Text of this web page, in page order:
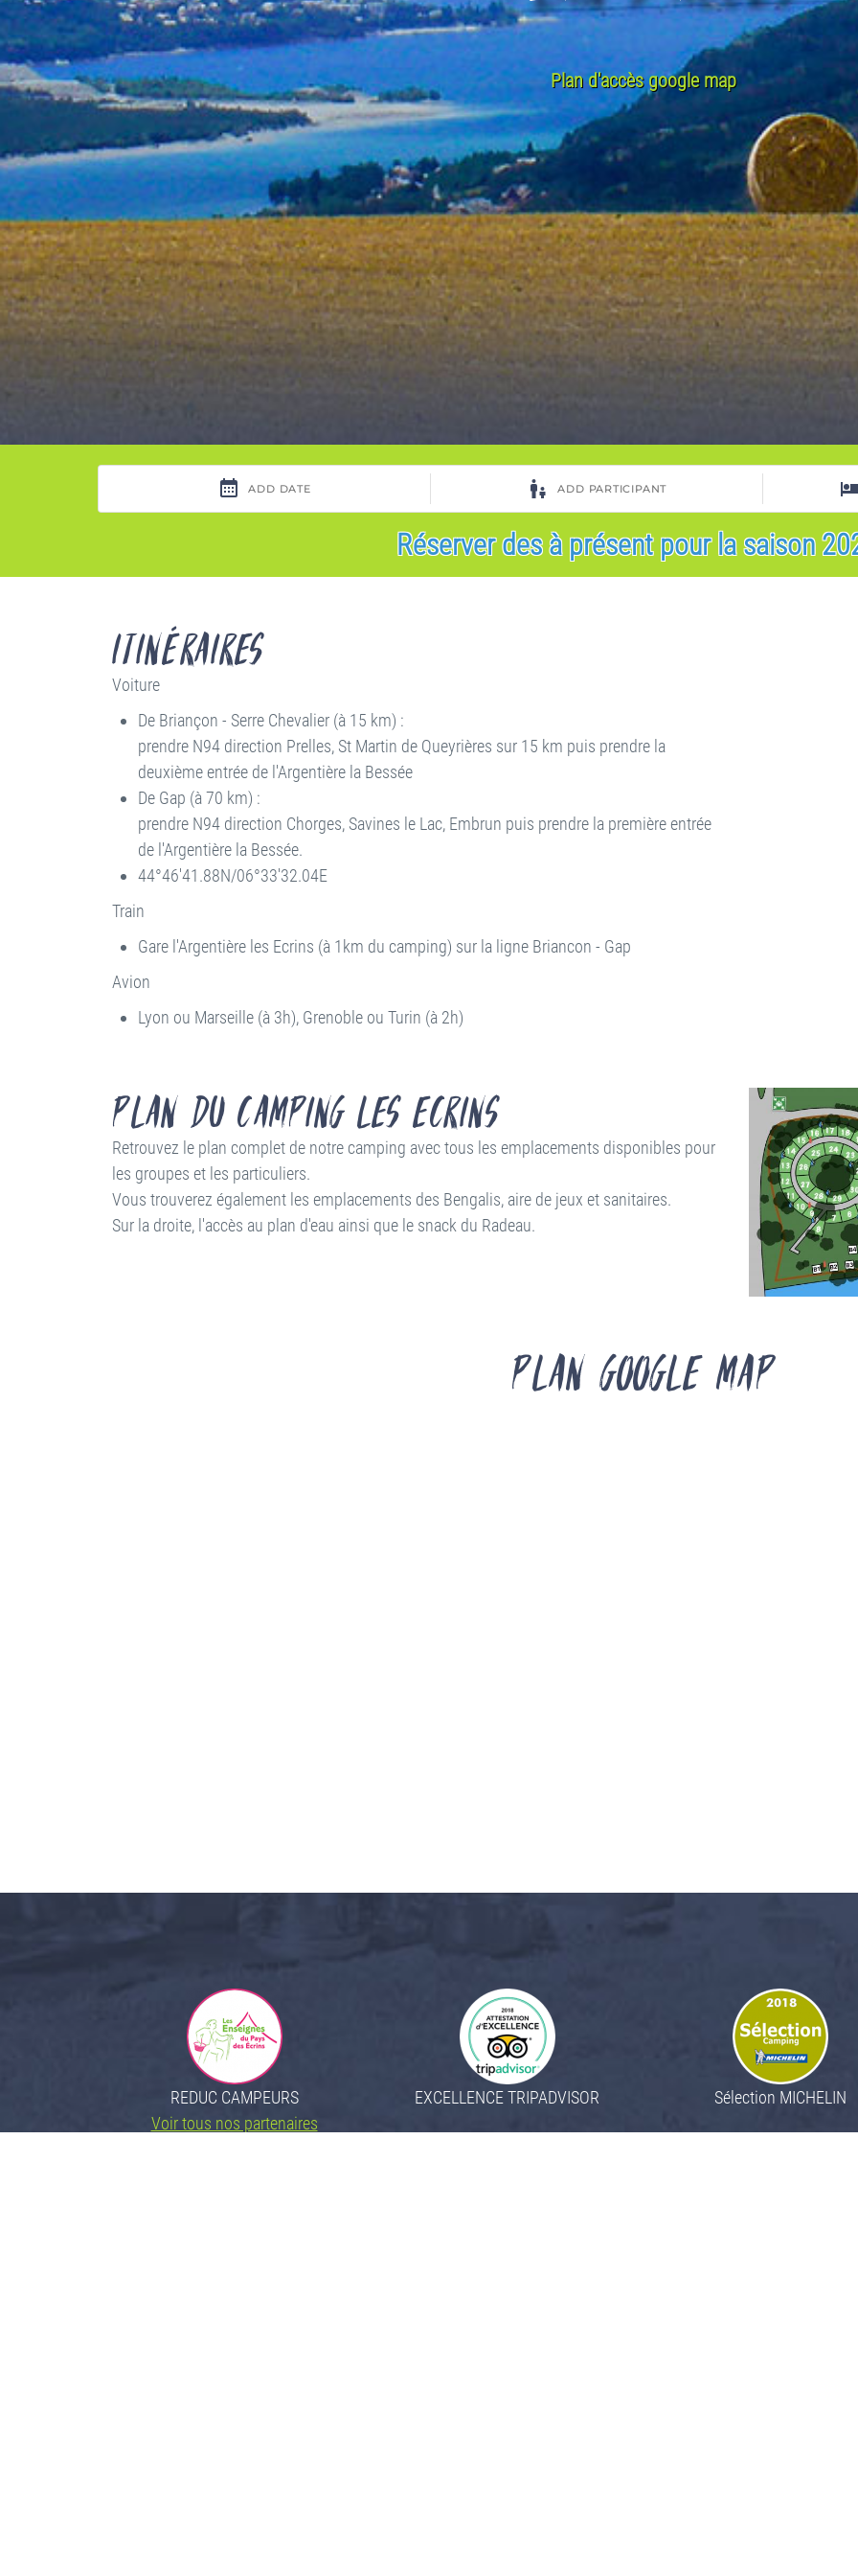
Plan d'accès google map
Réserver des à présent pour la saison
Itinéraires
Voiture
De Briançon - Serre Chevalier (à 15 km) :
prendre N94 direction Prelles, St Martin de Queyrières sur 15 km puis prendre la
deuxième entrée de l'Argentière la Bessée
De Gap (à 70 km) :
prendre N94 direction Chorges, Savines le Lac, Embrun puis prendre la première entrée
de l'Argentière la Bessée.
44°46'41.88N/06°33'32.04E
Train
Gare l'Argentière les Ecrins (à 1km du camping) sur la ligne Briancon - Gap
Avion
Lyon ou Marseille (à 3h), Grenoble ou Turin (à 2h)
Plan du Camping les Ecrins
Retrouvez le plan complet de notre camping avec tous les emplacements disponibles pour
les groupes et les particuliers.
Vous trouverez également les emplacements des Bengalis, aire de jeux et sanitaires.
Sur la droite, l'accès au plan d'eau ainsi que le snack du Radeau.
Plan Google Map
REDUC CAMPEURS
Voir tous nos partenaires
EXCELLENCE TRIPADVISOR Sélection MICHELIN